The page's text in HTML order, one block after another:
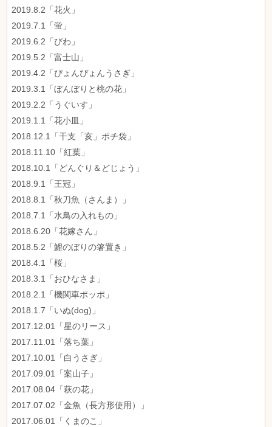
2019.8.2「花火」
2019.7.1「蛍」
2019.6.2「びわ」
2019.5.2「富士山」
2019.4.2「ぴょんぴょんうさぎ」
2019.3.1「ぼんぼりと桃の花」
2019.2.2「うぐいす」
2019.1.1「花小皿」
2018.12.1「干支「亥」ポチ袋」
2018.11.10「紅葉」
2018.10.1「どんぐり＆どじょう」
2018.9.1「王冠」
2018.8.1「秋刀魚（さんま）」
2018.7.1「水鳥の入れもの」
2018.6.20「花嫁さん」
2018.5.2「鯉のぼりの箸置き」
2018.4.1「桜」
2018.3.1「おひなさま」
2018.2.1「機関車ポッポ」
2018.1.7「いぬ(dog)」
2017.12.01「星のリース」
2017.11.01「落ち葉」
2017.10.01「白うさぎ」
2017.09.01「案山子」
2017.08.04「萩の花」
2017.07.02「金魚（長方形使用）」
2017.06.01「くまのこ」